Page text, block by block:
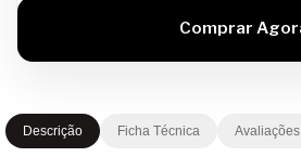
Descrição Ficha Técnica Avaliações